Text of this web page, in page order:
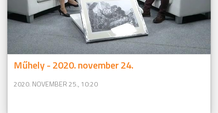
Műhely - 2020. november 24.
2020. NOVEMBER 25., 10:20